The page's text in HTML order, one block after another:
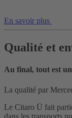
En savoir plus
Qualité et
Au final, tout est
La qualité par
Le Citaro Ü fait
dans les transports